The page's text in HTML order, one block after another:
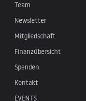
Team
Newsletter
Mitgliedschaft
Finanzübersicht
Spenden
Kontakt
EVENTS